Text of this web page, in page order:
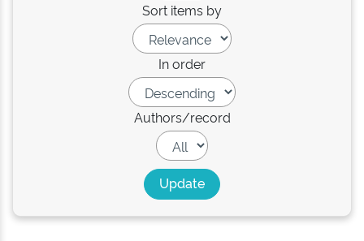
Sort items by
In order
Authors/record